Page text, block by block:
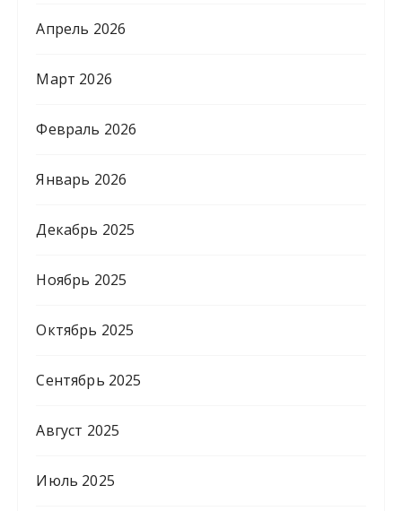
Апрель 2026
Март 2026
Февраль 2026
Январь 2026
Декабрь 2025
Ноябрь 2025
Октябрь 2025
Сентябрь 2025
Август 2025
Июль 2025